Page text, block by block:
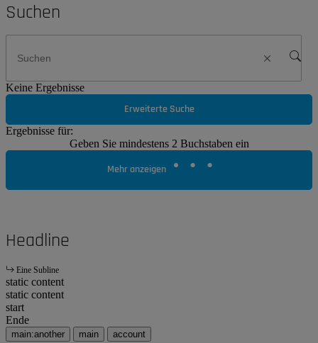
Suchen
Keine Ergebnisse
Erweiterte Suche
Ergebnisse für:
Geben Sie mindestens 2 Buchstaben ein
Mehr anzeigen
Headline
Eine Subline
static content
static content
start
Ende
main:another main account